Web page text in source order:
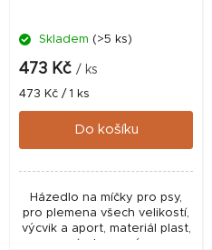
Skladem (>5 ks)
473 Kč / ks
Měrná
cena:
473 Kč / 1 ks
Do košíku
Házedlo na míčky pro psy,
pro plemena všech velikostí,
výcvik a aport, materiál plast,